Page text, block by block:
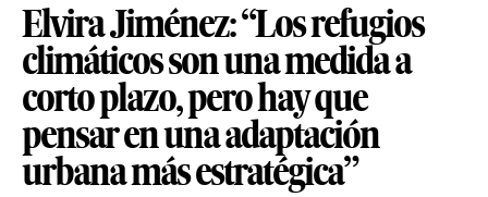
Elvira Jiménez: “Los refugios
climáticos son una medida a
corto plazo, pero hay que
pensar en una adaptación
urbana más estratégica”